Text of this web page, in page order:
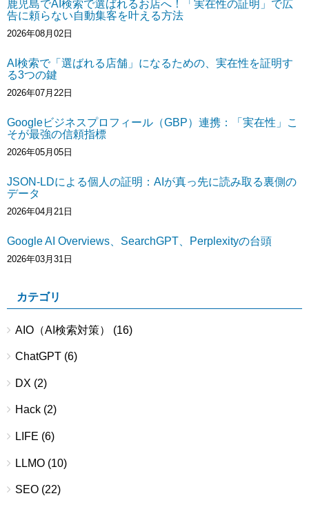
鹿児島でAI検索で選ばれるお店へ！「実在性の証明」で広
告に頼らない自動集客を叶える方法
2026年08月02日
AI検索で「選ばれる店舗」になるための、実在性を証明す
る3つの鍵
2026年07月22日
Googleビジネスプロフィール（GBP）連携：「実在性」こ
そが最強の信頼指標
2026年05月05日
JSON-LDによる個人の証明：AIが真っ先に読み取る裏側の
データ
2026年04月21日
Google AI Overviews、SearchGPT、Perplexityの台頭
2026年03月31日
カテゴリ
AIO（AI検索対策） (16)
ChatGPT (6)
DX (2)
Hack (2)
LIFE (6)
LLMO (10)
SEO (22)